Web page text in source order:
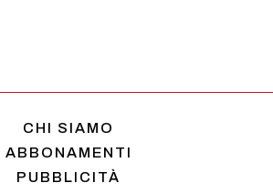
CHI SIAMO
ABBONAMENTI
PUBBLICITÀ